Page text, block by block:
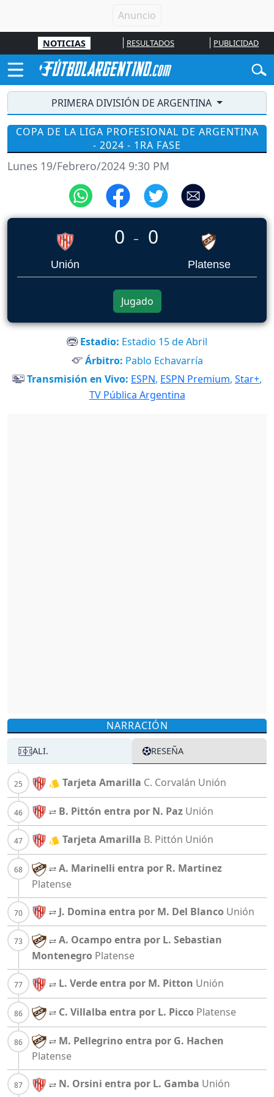
NOTICIAS RESULTADOS PUBLICIDAD
PRIMERA DIVISIÓN DE ARGENTINA
COPA DE LA LIGA PROFESIONAL DE ARGENTINA
- 2024 - 1RA FASE
Lunes 19/Febrero/2024 9:30 PM
Unión
0 _ 0
Platense
Jugado
Estadio: Estadio 15 de Abril
Árbitro: Pablo Echavarría
Transmisión en Vivo: ESPN, ESPN Premium, Star+,
TV Pública Argentina
NARRACIÓN
ALI. RESEÑA
Tarjeta Amarilla C. Corvalán Unión
B. Pittón entra por N. Paz Unión
Tarjeta Amarilla B. Pittón Unión
A. Marinelli entra por R. Martinez
Platense
J. Domina entra por M. Del Blanco Unión
A. Ocampo entra por L. Sebastian
Montenegro Platense
L. Verde entra por M. Pitton Unión
C. Villalba entra por L. Picco Platense
M. Pellegrino entra por G. Hachen
Platense
N. Orsini entra por L. Gamba Unión